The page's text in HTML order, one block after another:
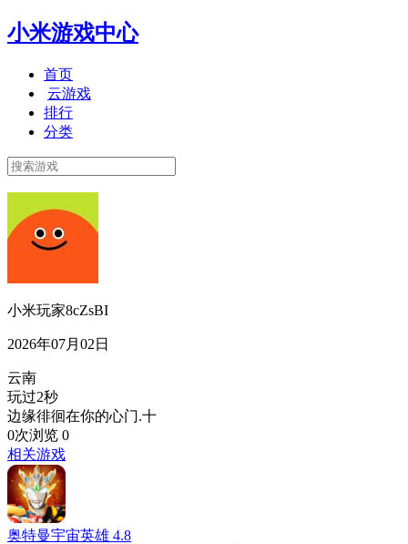
小米游戏中心
首页
云游戏
排行
分类
小米玩家8cZsBI
2026年07月02日
云南
玩过2秒
边缘徘徊在你的心门.十
0次浏览 0
相关游戏
奥特曼宇宙英雄 4.8